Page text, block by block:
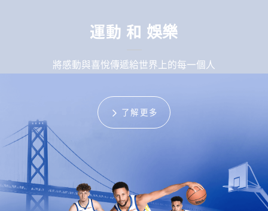
運動 和 娛樂
將感動與喜悅傳遞給世界上的每一個人
了解更多